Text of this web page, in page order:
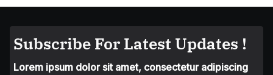
Subscribe For Latest Updates !
Lorem ipsum dolor sit amet, consectetur adipiscing